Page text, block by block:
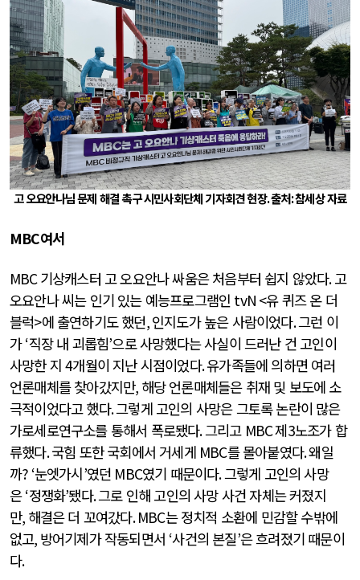
고 오요안나님 문제 해결 촉구 시민사회단체 기자회견 현장.출처:참세상 자료
MBC여서
MBC기상캐스터 고 오요안나 싸움은 처음부터 쉽지 않았다.고
오요안나 씨는 인기 있는 예능프로그램인 tvN <유 퀴즈 온 더
블럭>에 출연하기도 했던,인지도가 높은 사람이었다.그런 이
가‘직장 내 괴롭힘’으로 사망했다는 사실이 드러난 건 고인이
사망한 지4개월이 지난 시점이었다.유가족들에 의하면 여러
언론매체를 찾아갔지만, 해당 언론매체들은 취재 및 보도에 소
극적이었다고 했다.그렇게 고인의 사망은 그토록 논란이 많은
가로세로연구소를 통해서 폭로됐다.그리고 MBC제3노조가 합
류했다.국힘 또한 국회에서 거세게 MBC를 몰아붙였다.왜일
까? ‘눈엣가시’였던 MBC였기 때문이다.그렇게 고인의 사망
은‘정쟁화’됐다.그로 인해 고인의 사망 사건 자체는 커졌지
만, 해결은 더 꼬여갔다. MBC는 정치적 소환에 민감할 수밖에
없고, 방어기제가 작동되면서 ‘사건의 본질’은 흐려졌기 때문이
다.